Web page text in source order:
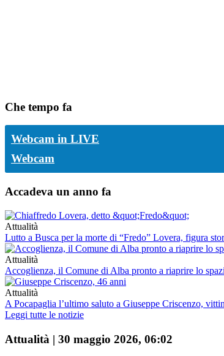
Che tempo fa
Webcam in LIVE
Webcam
Accadeva un anno fa
Attualità
Lutto a Busca per la morte di “Fredo” Lovera, figura
Attualità
Accoglienza, il Comune di Alba pronto a riaprire lo
Attualità
A Pocapaglia l’ultimo saluto a Giuseppe Criscenzo,
Leggi tutte le notizie
Attualità | 30 maggio 2026, 06:02